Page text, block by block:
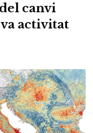
canvi
activitat